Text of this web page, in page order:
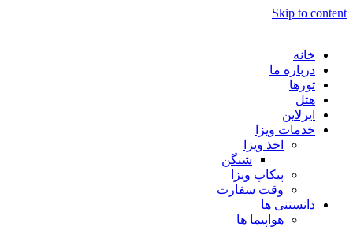
Skip to content
خانه
درباره ما
تورها
هتل
ایرلاین
خدمات ویزا
اخذ ویزا
شنگن
پیکاپ ویزا
وقت سفارت
دانستنی ها
هواپیما ها